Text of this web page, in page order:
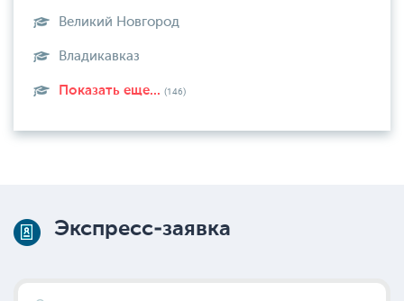
Великий Новгород
Владикавказ
Показать еще... (146)
Экспресс-заявка